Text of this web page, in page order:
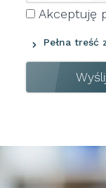
Akceptuję
Pełna treść
Wyślij